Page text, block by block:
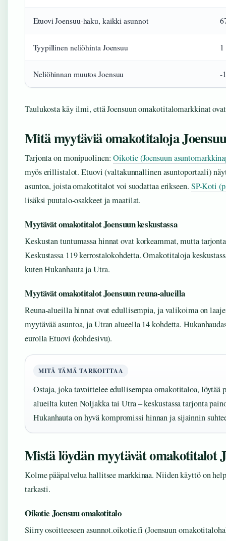
Etuovi Joensuu-haku, kaikki asunnot
Tyypillinen neliöhinta Joensuu
Neliöhinnan muutos Joensuu -
Taulukosta käy ilmi, että Joensuun omakotitalomarkkinat
Mitä myytäviä omakotitaloja
Tarjonta on monipuolinen:Oikotie (Joensuun
myös erillistalot. Etuovi (valtakunnallinen asuntoportaali)
asuntoa, joista omakotitalot voi suodattaa erikseen. SP-Koti
lisäksi puutalo-osakkeet ja maatilat.
Myytävät omakotitalot Joensuun keskustassa
Keskustan tuntumassa hinnat ovat korkeammat, mutta
Keskustassa 119 kerrostalokohdetta. Omakotitaloja
kuten Hukanhauta ja Utra.
Myytävät omakotitalot Joensuun reuna-alueilla
Reuna-alueilla hinnat ovat edullisempia, ja valikoima on
myytävää asuntoa, ja Utran alueella 14 kohdetta.
eurolla Etuovi (kohdesivu).
MITÄ TÄMÄ TARKOITTAA
Ostaja, joka tavoittelee edullisempaa omakotitaloa, löytää
alueilta kuten Noljakka tai Utra – keskustassa tarjonta
Hukanhauta on hyvä kompromissi hinnan ja sijainnin
Mistä löydän myytävät omakotitalot
Kolme pääpalvelua hallitsee markkinaa. Niiden käyttö on
tarkasti.
Oikotie Joensuu omakotitalo
Siirry osoitteeseen asunnot.oikotie.fi (Joensuun